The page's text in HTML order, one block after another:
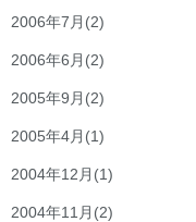
2006年7月 (2)
2006年6月 (2)
2005年9月 (2)
2005年4月 (1)
2004年12月 (1)
2004年11月 (2)